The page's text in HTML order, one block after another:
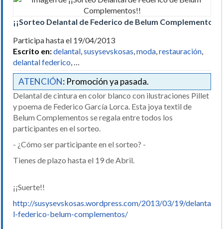
¡¡Sorteo Delantal de Federico de Belum Complementos!!
Participa hasta el 19/04/2013
Escrito en:delantal,susysevskosas,moda,restauración,
delantal federico, …
ATENCIÓN: Promoción ya pasada.
Delantal de cintura en color blanco con ilustraciones Pillet
y poema de Federico García Lorca. Esta joya textil de
Belum Complementos se regala entre todos los
participantes en el sorteo.
- ¿Cómo ser participante en el sorteo? -
Tienes de plazo hasta el 19 de Abril.
¡¡Suerte!!
http://susysevskosas.wordpress.com/2013/03/19/delanta
l-federico-belum-complementos/